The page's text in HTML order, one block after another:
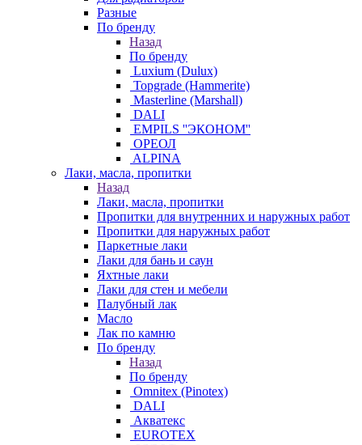
Разные
По бренду
Назад
По бренду
Luxium (Dulux)
Topgrade (Hammerite)
Masterline (Marshall)
DALI
EMPILS ''ЭКОНОМ''
ОРЕОЛ
ALPINA
Лаки, масла, пропитки
Назад
Лаки, масла, пропитки
Пропитки для внутренних и наружных работ
Пропитки для наружных работ
Паркетные лаки
Лаки для бань и саун
Яхтные лаки
Лаки для стен и мебели
Палубный лак
Масло
Лак по камню
По бренду
Назад
По бренду
Omnitex (Pinotex)
DALI
Акватекс
EUROTEX